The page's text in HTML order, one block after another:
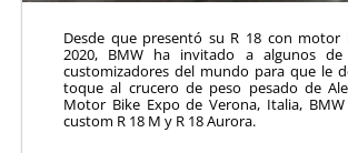
Desde que presentó su R 18 con motor
2020, BMW ha invitado a algunos
customizadores del mundo para que le
toque al crucero de peso pesado de
Motor Bike Expo de Verona, Italia,
custom R 18 M y R 18 Aurora.